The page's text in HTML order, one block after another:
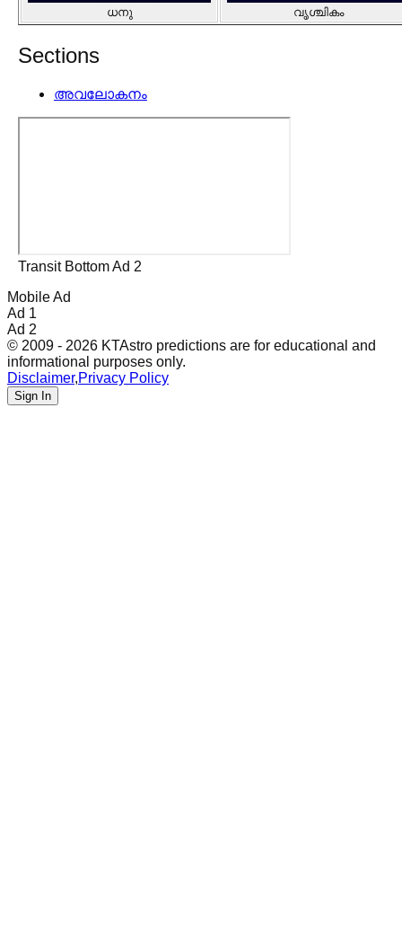
ധനു വൃശ്ചികം
Sections
അവലോകനം
Transit Bottom Ad 2
Mobile Ad
Ad 1
Ad 2
© 2009 - 2026 KTAstro predictions are for educational and
informational purposes only.
Disclaimer,Privacy Policy
Sign In